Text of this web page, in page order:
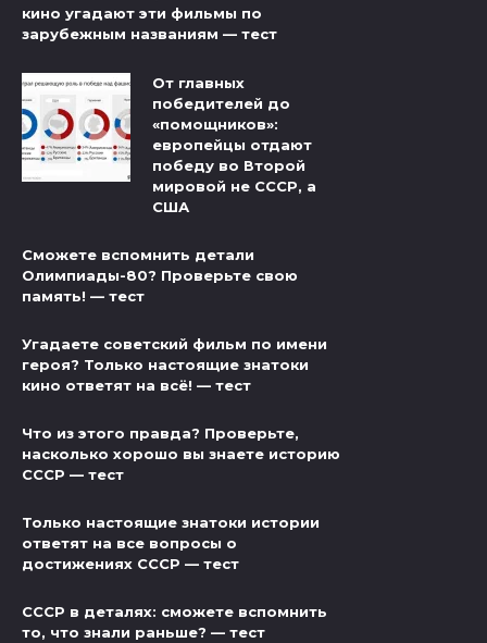
кино угадают эти фильмы по
зарубежным названиям — тест
От главных
победителей до
«помощников»:
европейцы отдают
победу во Второй
мировой не СССР, а
США
Сможете вспомнить детали
Олимпиады-80? Проверьте свою
память! — тест
Угадаете советский фильм по имени
героя? Только настоящие знатоки
кино ответят на всё! — тест
Что из этого правда? Проверьте,
насколько хорошо вы знаете историю
СССР — тест
Только настоящие знатоки истории
ответят на все вопросы о
достижениях СССР — тест
СССР в деталях: сможете вспомнить
то, что знали раньше? — тест